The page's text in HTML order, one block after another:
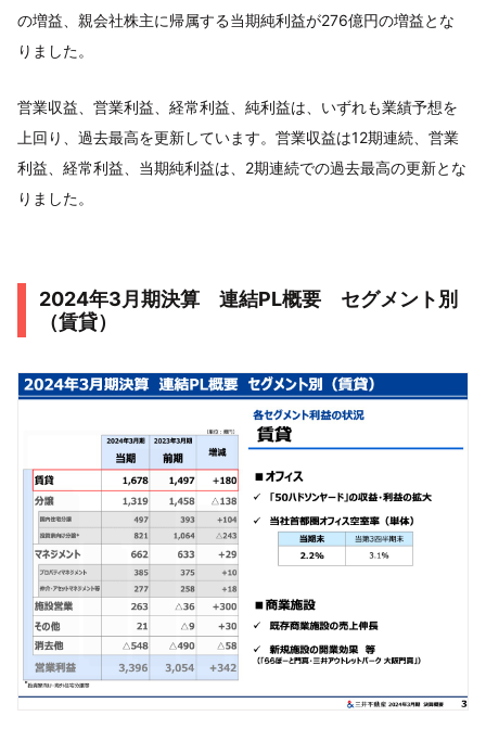
の増益、親会社株主に帰属する当期純利益が276億円の増益とな
りました。
営業収益、営業利益、経常利益、純利益は、いずれも業績予想を
上回り、過去最高を更新しています。営業収益は12期連続、営業
利益、経常利益、当期純利益は、2期連続での過去最高の更新とな
りました。
2024年3月期決算 連結PL概要 セグメント別
（賃貸）